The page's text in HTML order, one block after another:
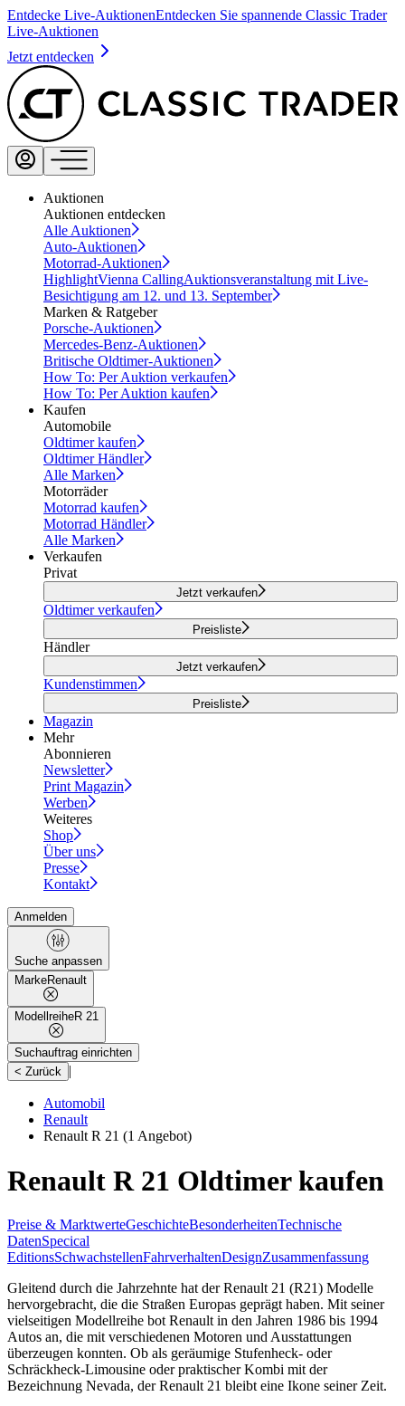
Entdecke Live-AuktionenEntdecken Sie spannende Classic Trader
Live-Auktionen
Jetzt entdecken
Auktionen
Auktionen entdecken
Alle Auktionen
Auto-Auktionen
Motorrad-Auktionen
HighlightVienna CallingAuktionsveranstaltung mit Live-
Besichtigung am 12. und 13. September
Marken & Ratgeber
Porsche-Auktionen
Mercedes-Benz-Auktionen
Britische Oldtimer-Auktionen
How To: Per Auktion verkaufen
How To: Per Auktion kaufen
Kaufen
Automobile
Oldtimer kaufen
Oldtimer Händler
Alle Marken
Motorräder
Motorrad kaufen
Motorrad Händler
Alle Marken
Verkaufen
Privat
Jetzt verkaufen
Oldtimer verkaufen
Preisliste
Händler
Jetzt verkaufen
Kundenstimmen
Preisliste
Magazin
Mehr
Abonnieren
Newsletter
Print Magazin
Werben
Weiteres
Shop
Über uns
Presse
Kontakt
Anmelden
Suche anpassen
MarkeRenault
ModellreiheR 21
Suchauftrag einrichten
< Zurück |
Automobil
Renault
Renault R 21 (1 Angebot)
Renault R 21 Oldtimer kaufen
Preise & MarktwerteGeschichteBesonderheitenTechnische
DatenSpecical
EditionsSchwachstellenFahrverhaltenDesignZusammenfassung
Gleitend durch die Jahrzehnte hat der Renault 21 (R21) Modelle
hervorgebracht, die die Straßen Europas geprägt haben. Mit seiner
vielseitigen Modellreihe bot Renault in den Jahren 1986 bis 1994
Autos an, die mit verschiedenen Motoren und Ausstattungen
überzeugen konnten. Ob als geräumige Stufenheck- oder
Schräckheck-Limousine oder praktischer Kombi mit der
Bezeichnung Nevada, der Renault 21 bleibt eine Ikone seiner Zeit.